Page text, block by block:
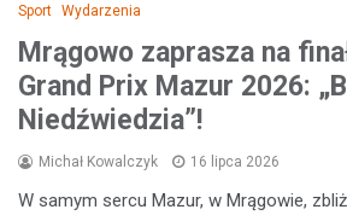
Sport Wydarzenia
Mrągowo zaprasza na
Grand Prix Mazur 2026:
Niedźwiedzia”!
Michał Kowalczyk 16 lipca 2026
W samym sercu Mazur, w Mrągowie,